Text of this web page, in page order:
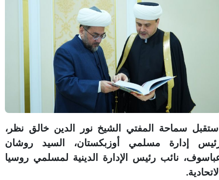
سماحة المفتي الشيخ نور الدين خالق نظر،
إدارة مسلمي أوزبكستان، السيد روشان
نائب رئيس الإدارة الدينية لمسلمي روسيا